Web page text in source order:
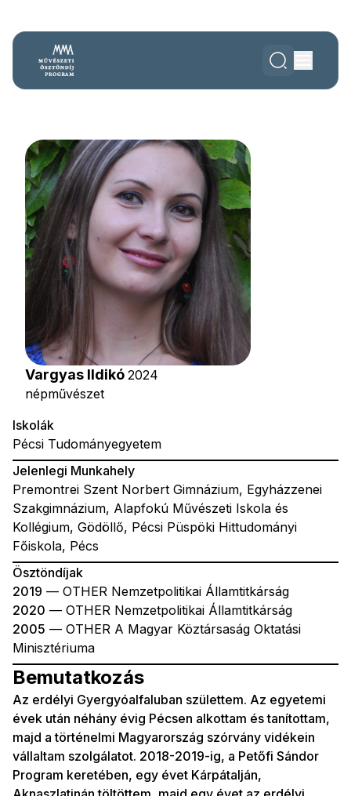
Vargyas Ildikó 2024
népművészet
Bemutatkozás
Az erdélyi Gyergyóalfaluban születtem. Az egyetemi
évek után néhány évig Pécsen alkottam és tanítottam,
majd a történelmi Magyarország szórvány vidékein
vállaltam szolgálatot. 2018-2019-ig, a Petőfi Sándor
Program keretében, egy évet Kárpátalján,
Iskolák
Pécsi Tudományegyetem
Jelenlegi Munkahely
Premontrei Szent Norbert Gimnázium, Egyházzenei
Szakgimnázium, Alapfokú Művészeti Iskola és
Kollégium, Gödöllő, Pécsi Püspöki Hittudományi
Főiskola, Pécs
Ösztöndíjak
2019 — OTHER Nemzetpolitikai Államtitkárság
2020 — OTHER Nemzetpolitikai Államtitkárság
2005 — OTHER A Magyar Köztársaság Oktatási
Minisztériuma